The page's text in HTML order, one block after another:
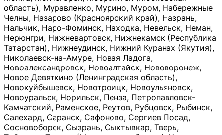
область), Муравленко, Мурино, Муром, Набережные
Челны, Назарово (Красноярский край), Назрань,
Нальчик, Наро-Фоминск, Находка, Невельск, Неман,
Нерюнгри, Нижневартовск, Нижнекамск (Республика
Татарстан), Нижнеудинск, Нижний Куранах (Якутия),
Николаевск-на-Амуре, Новая Ладога,
Новоалександровск, Новоалтайск, Нововоронеж,
Новое Девяткино (Ленинградская область),
Новокуйбышевск, Новотроицк, Новоульяновск,
Новоуральск, Норильск, Пенза, Петропавловск-
Камчатский, Раменское, Реутов, Рубцовск, Рыбинск,
Салехард, Саранск, Сафоново, Сергиев Посад,
Сосновоборск, Сызрань, Сыктывкар, Тверь,